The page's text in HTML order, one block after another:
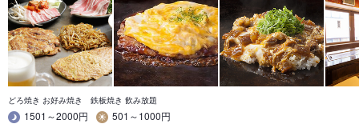
どろ焼き お好み焼き 鉄板焼き 飲み放題
1501～2000円
501～1000円